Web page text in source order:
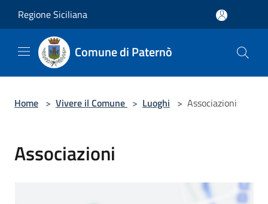
Regione Siciliana
Comune di Paternò
Home > Vivere il Comune > Luoghi > Associazioni
Associazioni